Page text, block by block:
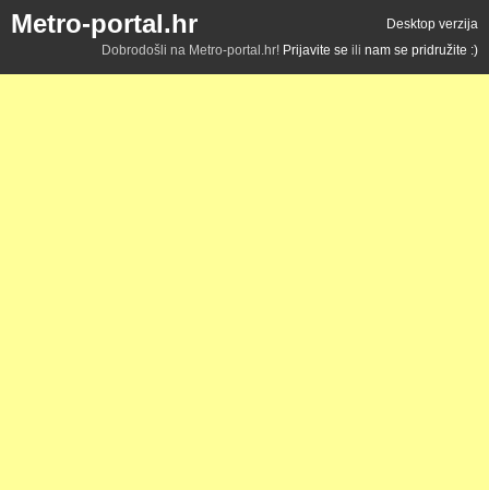
Metro-portal.hr
Desktop verzija
Dobrodošli na Metro-portal.hr! Prijavite se ili nam se pridružite :)